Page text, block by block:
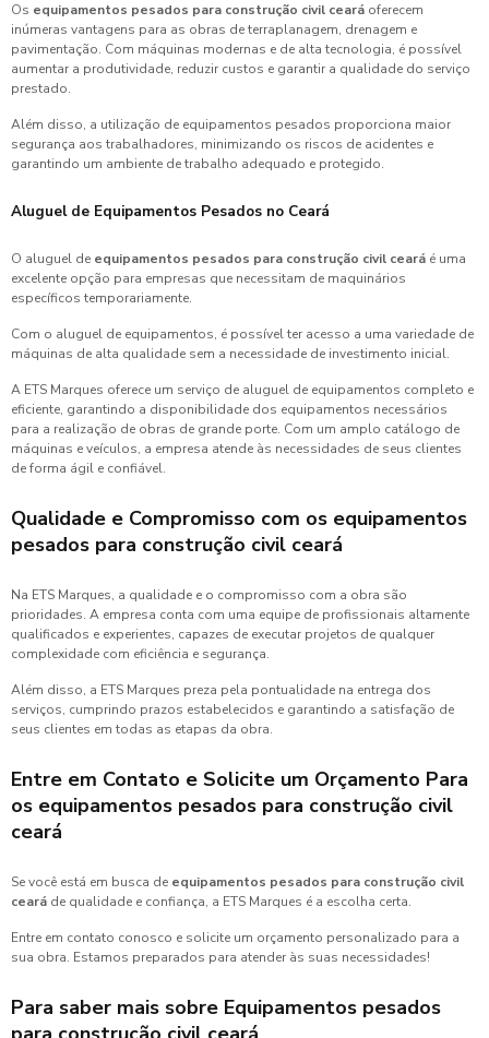
Os equipamentos pesados para construção civil ceará oferecem
inúmeras vantagens para as obras de terraplanagem, drenagem e
pavimentação. Com máquinas modernas e de alta tecnologia, é possível
aumentar a produtividade, reduzir custos e garantir a qualidade do serviço
prestado.
Além disso, a utilização de equipamentos pesados proporciona maior
segurança aos trabalhadores, minimizando os riscos de acidentes e
garantindo um ambiente de trabalho adequado e protegido.
Aluguel de Equipamentos Pesados no Ceará
O aluguel de equipamentos pesados para construção civil ceará é uma
excelente opção para empresas que necessitam de maquinários
específicos temporariamente.
Com o aluguel de equipamentos, é possível ter acesso a uma variedade de
máquinas de alta qualidade sem a necessidade de investimento inicial.
A ETS Marques oferece um serviço de aluguel de equipamentos completo e
eficiente, garantindo a disponibilidade dos equipamentos necessários
para a realização de obras de grande porte. Com um amplo catálogo de
máquinas e veículos, a empresa atende às necessidades de seus clientes
de forma ágil e confiável.
Qualidade e Compromisso com os equipamentos
pesados para construção civil ceará
Na ETS Marques, a qualidade e o compromisso com a obra são
prioridades. A empresa conta com uma equipe de profissionais altamente
qualificados e experientes, capazes de executar projetos de qualquer
complexidade com eficiência e segurança.
Além disso, a ETS Marques preza pela pontualidade na entrega dos
serviços, cumprindo prazos estabelecidos e garantindo a satisfação de
seus clientes em todas as etapas da obra.
Entre em Contato e Solicite um Orçamento Para
os equipamentos pesados para construção civil
ceará
Se você está em busca de equipamentos pesados para construção civil
ceará de qualidade e confiança, a ETS Marques é a escolha certa.
Entre em contato conosco e solicite um orçamento personalizado para a
sua obra. Estamos preparados para atender às suas necessidades!
Para saber mais sobre Equipamentos pesados